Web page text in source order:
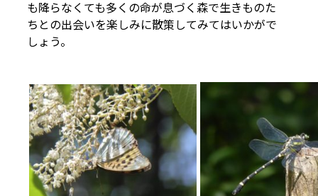
も降らなくても多くの命が息づく森で生きものた
ちとの出会いを楽しみに散策してみてはいかがで
しょう。